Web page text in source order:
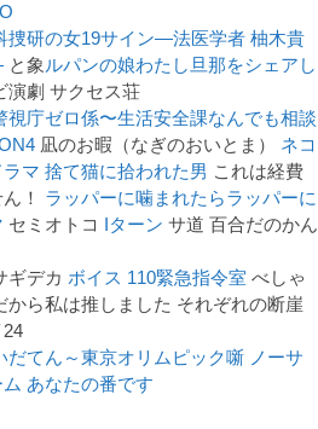
捜研の女19サイン―法医学者 柚木貴
と象 ルパンの娘わたし旦那をシェアし
演劇 サクセス荘
視庁ゼロ係〜生活安全課なんでも相談
凪のお暇（なぎのおいとま） ネコ
マ 捨て猫に拾われた男 これは経費
！ ラッパーに噛まれたらラッパーに
セミオトコ Iターン サ道 百合だのかん
ギデカ ボイス 110緊急指令室 べしゃ
から私は推しました それぞれの断崖
24
だてん～東京オリムピック噺 ノーサ
あなたの番です